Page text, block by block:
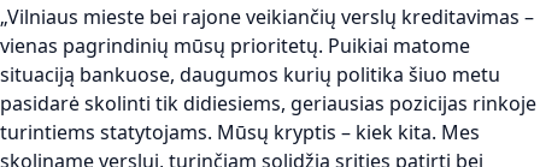
„Vilniaus mieste bei rajone veikiančių verslų kreditavimas –
vienas pagrindinių mūsų prioritetų. Puikiai matome
situaciją bankuose, daugumos kurių politika šiuo metu
pasidarė skolinti tik didiesiems, geriausias pozicijas rinkoje
turintiems statytojams. Mūsų kryptis – kiek kita. Mes
skoliname verslui, turinčiam solidžią srities patirtį bei